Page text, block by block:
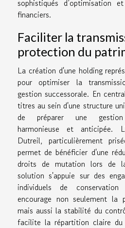
sophistiqués d’optimisation
financiers.
Faciliter la
protection du
La création d'une holding
pour optimiser la
gestion successorale. En
titres au sein d'une structure
de préparer une gestion
harmonieuse et anticipée.
Dutreil, particulièrement
permet de bénéficier d'une
droits de mutation lors de
solution s'appuie sur des
individuels de
encourage non seulement la
mais aussi la stabilité du
facilite la répartition claire